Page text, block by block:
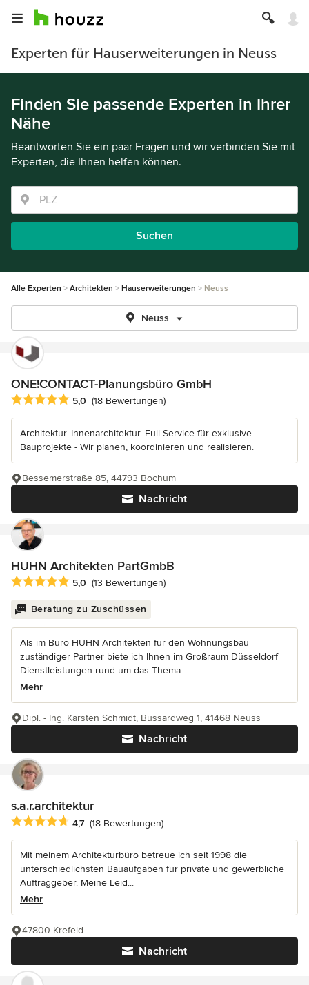
Experten für Hauserweiterungen in Neuss
Finden Sie passende Experten in Ihrer
Nähe
Beantworten Sie ein paar Fragen und wir verbinden Sie mit
Experten, die Ihnen helfen können.
Suchen
Alle Experten Architekten Hauserweiterungen Neuss
Neuss
ONE!CONTACT-Planungsbüro GmbH
Durchschnittliche Bewertung: 5 von 5 Sternen
5,0 (18 Bewertungen)
Architektur. Innenarchitektur. Full Service für exklusive
Bauprojekte - Wir planen, koordinieren und realisieren.
Nachricht
Bessemerstraße 85, 44793 Bochum
HUHN Architekten PartGmbB
Durchschnittliche Bewertung: 5 von 5 Sternen
5,0 (13 Bewertungen)
Beratung zu Zuschüssen
Als im Büro HUHN Architekten für den Wohnungsbau
zuständiger Partner biete ich Ihnen im Großraum Düsseldorf
Dienstleistungen rund um das Thema...
Mehr
Nachricht
Dipl. - Ing. Karsten Schmidt, Bussardweg 1, 41468 Neuss
s.a.r.architektur
Durchschnittliche Bewertung: 4.7 von 5 Sternen
4,7 (18 Bewertungen)
Mit meinem Architekturbüro betreue ich seit 1998 die
unterschiedlichsten Bauaufgaben für private und gewerbliche
Auftraggeber. Meine Leid...
Mehr
Nachricht
47800 Krefeld